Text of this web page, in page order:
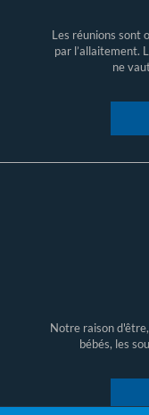
Les réunions sont
par l’allaitement.
ne
Notre raison
bébés, les